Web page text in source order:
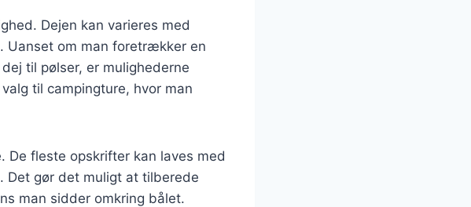
Dejen kan varieres med
Uanset om man foretrækker en
til pølser, er mulighederne
til campingture, hvor man
fleste opskrifter kan laves med
Det gør det muligt at tilberede
man sidder omkring bålet.